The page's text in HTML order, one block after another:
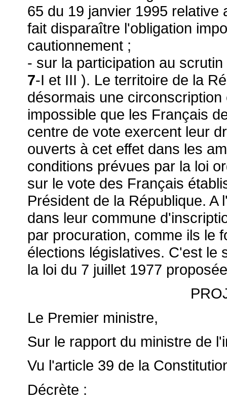
65 du 19 janvier 1995 relative
fait disparaître l'obligation
cautionnement ;
- sur la participation au
7-I et III ). Le territoire de la
désormais une
impossible que les Français
centre de vote exercent leur
ouverts à cet effet dans les
conditions prévues par la loi
sur le vote des Français
Président de la République.
dans leur commune
par procuration, comme ils le
élections législatives. C'est le
la loi du 7 juillet 1977
Le Premier ministre,
Sur le rapport du ministre de
Vu l'article 39 de la
Décrète :